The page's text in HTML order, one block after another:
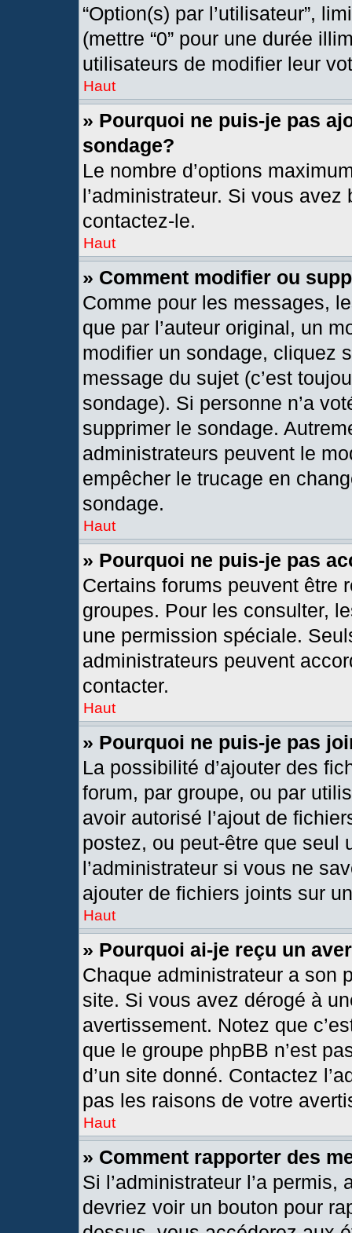
“Option(s) par l’utilisateur”,
(mettre “0” pour une durée
utilisateurs de modifier leur
Haut
» Pourquoi ne puis-je pas
sondage?
Le nombre d’options
l’administrateur. Si vous
contactez-le.
Haut
» Comment modifier ou
Comme pour les messages,
que par l’auteur original, un
modifier un sondage, cliquez
message du sujet (c’est
sondage). Si personne n’a
supprimer le sondage.
administrateurs peuvent le
empêcher le trucage en
sondage.
Haut
» Pourquoi ne puis-je pas
Certains forums peuvent être
groupes. Pour les consulter,
une permission spéciale.
administrateurs peuvent
contacter.
Haut
» Pourquoi ne puis-je pas
La possibilité d’ajouter des
forum, par groupe, ou par
avoir autorisé l’ajout de
postez, ou peut-être que seul
l’administrateur si vous ne
ajouter de fichiers joints sur
Haut
» Pourquoi ai-je reçu un
Chaque administrateur a son
site. Si vous avez dérogé à
avertissement. Notez que
que le groupe phpBB n’est
d’un site donné. Contactez
pas les raisons de votre
Haut
» Comment rapporter des
Si l’administrateur l’a
devriez voir un bouton pour